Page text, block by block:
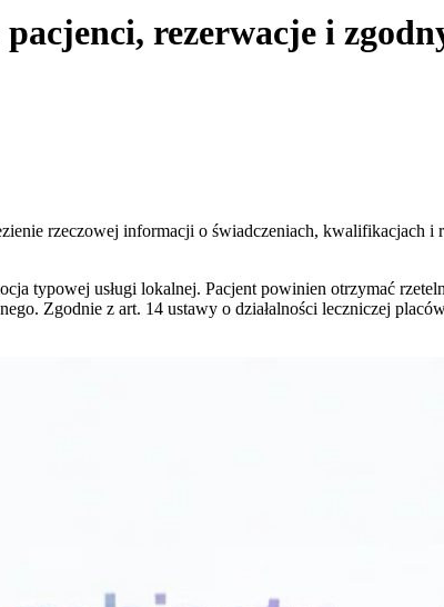
pacjenci, rezerwacje i
rzeczowej informacji o świadczeniach, kwalifikacjach
typowej usługi lokalnej. Pacjent powinien otrzymać
Zgodnie z art. 14 ustawy o działalności leczniczej